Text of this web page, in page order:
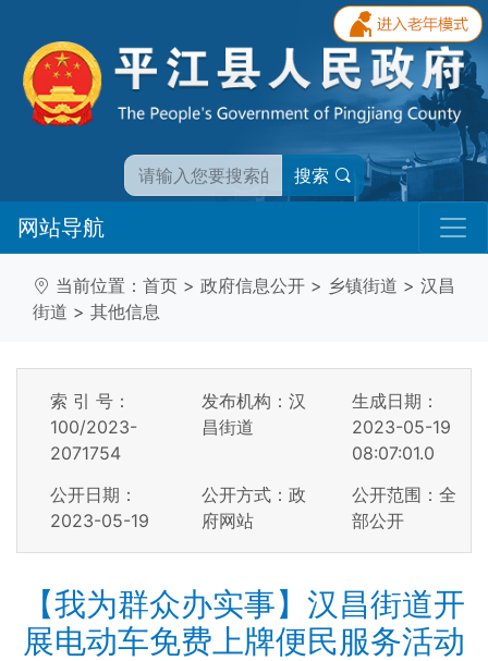
搜索
网站导航
当前位置： 首页 > 政府信息公开 > 乡镇街道 > 汉昌
街道 > 其他信息
索 引 号：
100/2023-
2071754
发布机构：汉
昌街道
生成日期：
2023-05-19
08:07:01.0
公开日期：
2023-05-19
公开方式：政
府网站
公开范围：全
部公开
【我为群众办实事】汉昌街道开
展电动车免费上牌便民服务活动